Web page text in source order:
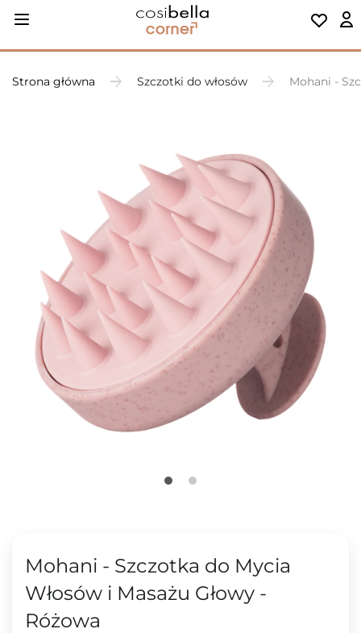
Strona główna Szczotki do włosów Mohani -
Mohani - Szczotka do Mycia
Włosów i Masażu Głowy -
Różowa